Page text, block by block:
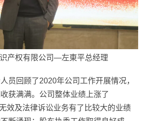
产权有限公司—左東平总经理
员回顾了2020年公司工作开展情况，
获满满。公司整体业绩上涨了
效及法律诉讼业务有了比较大的业绩